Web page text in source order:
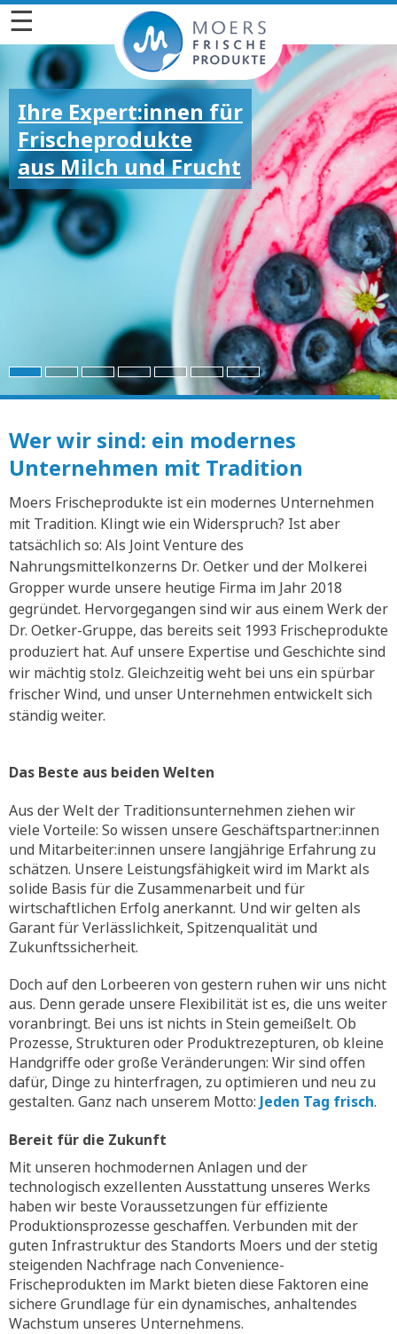
☰
Ihre Expert:innen für
Frischeprodukte
aus Milch und Frucht
Für die großen und
kleinen Emotionen
Wer wir sind: ein modernes
Unternehmen mit Tradition
Moers Frischeprodukte ist ein modernes Unternehmen
mit Tradition. Klingt wie ein Widerspruch? Ist aber
tatsächlich so: Als Joint Venture des
Nahrungsmittelkonzerns Dr. Oetker und der Molkerei
Gropper wurde unsere heutige Firma im Jahr 2018
gegründet. Hervorgegangen sind wir aus einem Werk der
Dr. Oetker-Gruppe, das bereits seit 1993 Frischeprodukte
produziert hat. Auf unsere Expertise und Geschichte sind
wir mächtig stolz. Gleichzeitig weht bei uns ein spürbar
frischer Wind, und unser Unternehmen entwickelt sich
ständig weiter.
Das Beste aus beiden Welten
Aus der Welt der Traditionsunternehmen ziehen wir
viele Vorteile: So wissen unsere Geschäftspartner:innen
und Mitarbeiter:innen unsere langjährige Erfahrung zu
schätzen. Unsere Leistungsfähigkeit wird im Markt als
solide Basis für die Zusammenarbeit und für
wirtschaftlichen Erfolg anerkannt. Und wir gelten als
Garant für Verlässlichkeit, Spitzenqualität und
Zukunftssicherheit.
Doch auf den Lorbeeren von gestern ruhen wir uns nicht
aus. Denn gerade unsere Flexibilität ist es, die uns weiter
voranbringt. Bei uns ist nichts in Stein gemeißelt. Ob
Prozesse, Strukturen oder Produktrezepturen, ob kleine
Handgriffe oder große Veränderungen: Wir sind offen
dafür, Dinge zu hinterfragen, zu optimieren und neu zu
gestalten. Ganz nach unserem Motto: Jeden Tag frisch.
Bereit für die Zukunft
Mit unseren hochmodernen Anlagen und der
technologisch exzellenten Ausstattung unseres Werks
haben wir beste Voraussetzungen für effiziente
Produktionsprozesse geschaffen. Verbunden mit der
guten Infrastruktur des Standorts Moers und der stetig
steigenden Nachfrage nach Convenience-
Frischeprodukten im Markt bieten diese Faktoren eine
sichere Grundlage für ein dynamisches, anhaltendes
Wachstum unseres Unternehmens.